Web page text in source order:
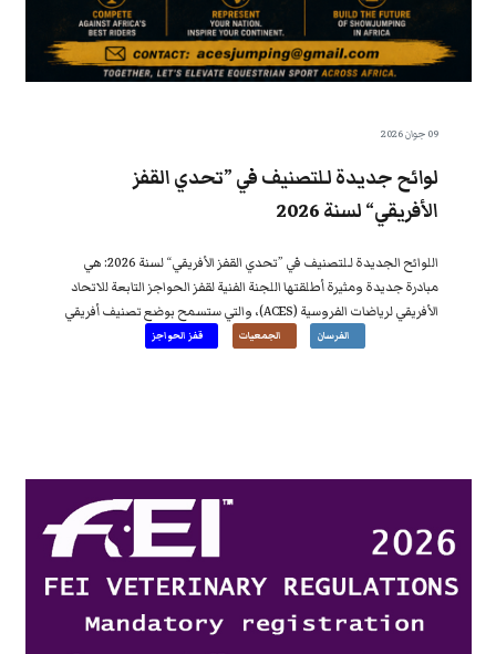
09 جوان 2026
لوائح جديدة لـلتصنيف في ”تحدي القفز
الأفريقي“ لسنة 2026
اللوائح الجديدة لـلتصنيف في ”تحدي القفز الأفريقي“ لسنة 2026: هي
مبادرة جديدة ومثيرة أطلقتها اللجنة الفنية لقفز الحواجز التابعة للاتحاد
الأفريقي لرياضات الفروسية (ACES)، والتي ستسمح بوضع تصنيف أفريقي
على مستوى القارة. لتنزيل اللوائح العامة وشروط المشاركة،
الفرسان الجمعيات قفز الحواجز